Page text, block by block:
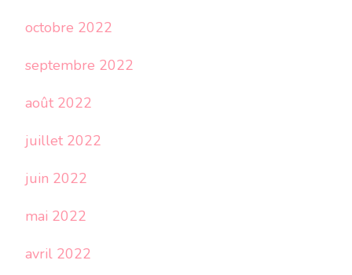
octobre 2022
septembre 2022
août 2022
juillet 2022
juin 2022
mai 2022
avril 2022